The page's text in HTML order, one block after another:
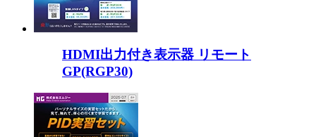
HDMI出力付き表示器 リモート
GP(RGP30)